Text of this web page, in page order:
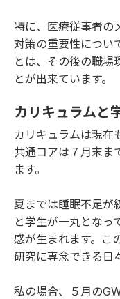
特に、医療従事者の
対策の重要性につい
とは、その後の職場
とが出来ています。
カリキュラムと
カリキュラムは現在
共通コアは７月末ま
ます。
夏までは睡眠不足が
と学生が一丸となっ
感が生まれます。こ
研究に専念できる日
私の場合、５月の